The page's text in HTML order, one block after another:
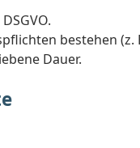
bestehen
Dauer.